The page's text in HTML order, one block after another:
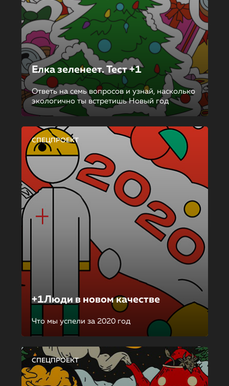
Елка зеленеет. Тест +1
Ответь на семь вопросов и узнай, насколько
экологично ты встретишь Новый год
СПЕЦПРОЕКТ
+1Люди в новом качестве
Что мы успели за 2020 год
СПЕЦПРОЕКТ